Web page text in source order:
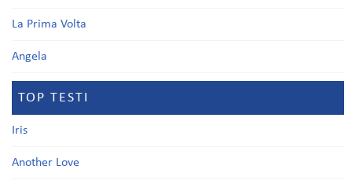
La Prima Volta
Angela
TOP TESTI
Iris
Another Love